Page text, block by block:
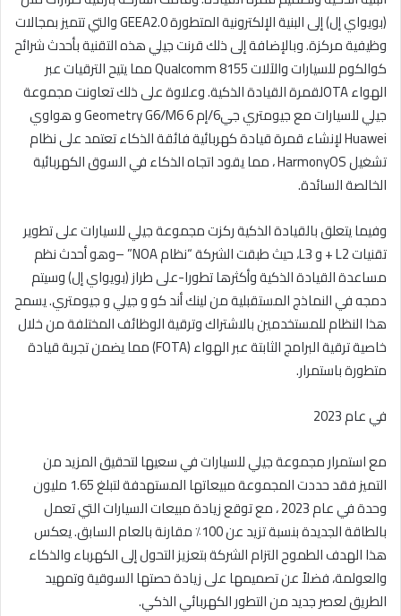
(بويواي إل) إلى البنية الإلكترونية المتطورة GEEA2.0 والتي تتميز بمجالات
وظيفية مركزة. وبالإضافة إلى ذلك قرنت جيلي هذه التقنية بأحدث شرائح
كوالكوم للسيارات والآلات Qualcomm 8155 مما يتيح الترقيات عبر
الهواء OTAلقمرة القيادة الذكية. وعلاوة على ذلك تعاونت مجموعة
جيلي للسيارات مع جيومتري جي6/إم 6 Geometry G6/M6 و هواوي
Huawei لإنشاء قمرة قيادة كهربائية فائقة الذكاء تعتمد على نظام
تشغيل HarmonyOS ، مما يقود اتجاه الذكاء في السوق الكهربائية
الخالصة السائدة.
وفيما يتعلق بالقيادة الذكية ركزت مجموعة جيلي للسيارات على تطوير
تقنيات L2 + و L3، حيث طبقت الشركة “نظام NOA” –وهو أحدث نظم
مساعدة القيادة الذكية وأكثرها تطورا-على طراز (بويواي إل) وسيتم
دمجه في النماذج المستقبلية من لينك أند كو و جيلي و جيومتري. يسمح
هذا النظام للمستخدمين بالاشتراك وترقية الوظائف المختلفة من خلال
خاصية ترقية البرامج الثابتة عبر الهواء (FOTA) مما يضمن تجربة قيادة
متطورة باستمرار.
في عام 2023
مع استمرار مجموعة جيلي للسيارات في سعيها لتحقيق المزيد من
التميز فقد حددت المجموعة مبيعاتها المستهدفة لتبلغ 1.65 مليون
وحدة في عام 2023 ، مع توقع زيادة مبيعات السيارات التي تعمل
بالطاقة الجديدة بنسبة تزيد عن 100٪ مقارنة بالعام السابق. يعكس
هذا الهدف الطموح التزام الشركة بتعزيز التحول إلى الكهرباء والذكاء
والعولمة، فضلاً عن تصميمها على زيادة حصتها السوقية وتمهيد
الطريق لعصر جديد من التطور الكهربائي الذكي.